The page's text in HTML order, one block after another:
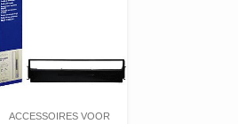
ACCESSOIRES VOOR